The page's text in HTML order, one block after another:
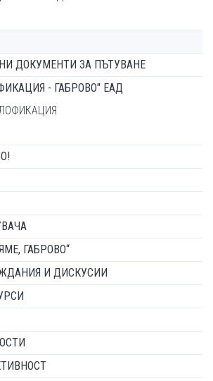
ДОКУМЕНТИ ЗА ПЪТУВАНЕ
- ГАБРОВО" ЕАД
ГАБРОВО“
И ДИСКУСИИ